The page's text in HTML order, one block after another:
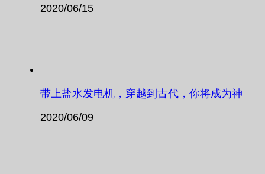
2020/06/15
带上盐水发电机，穿越到古代，你将成为神
2020/06/09